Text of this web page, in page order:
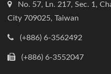
No. 57, Ln. 217, Sec. 1,
City 709025, Taiwan
(+886) 6-3562492
(+886) 6-3552047